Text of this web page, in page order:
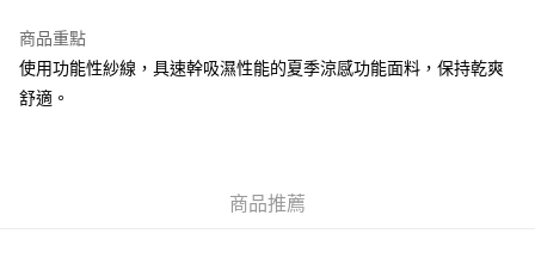
送貨上門免運優惠
商品重點
使用功能性紗線，具速幹吸濕性能的夏季涼感功能面料，保持乾爽
舒適。
商品推薦